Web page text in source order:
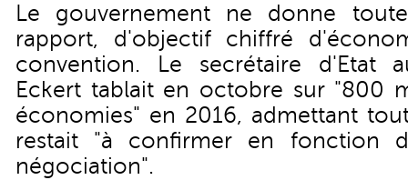
Le gouvernement ne donne
rapport, d'objectif chiffré
convention. Le secrétaire d'Etat
Eckert tablait en octobre sur "800
économies" en 2016, admettant
restait "à confirmer en fonction
négociation".